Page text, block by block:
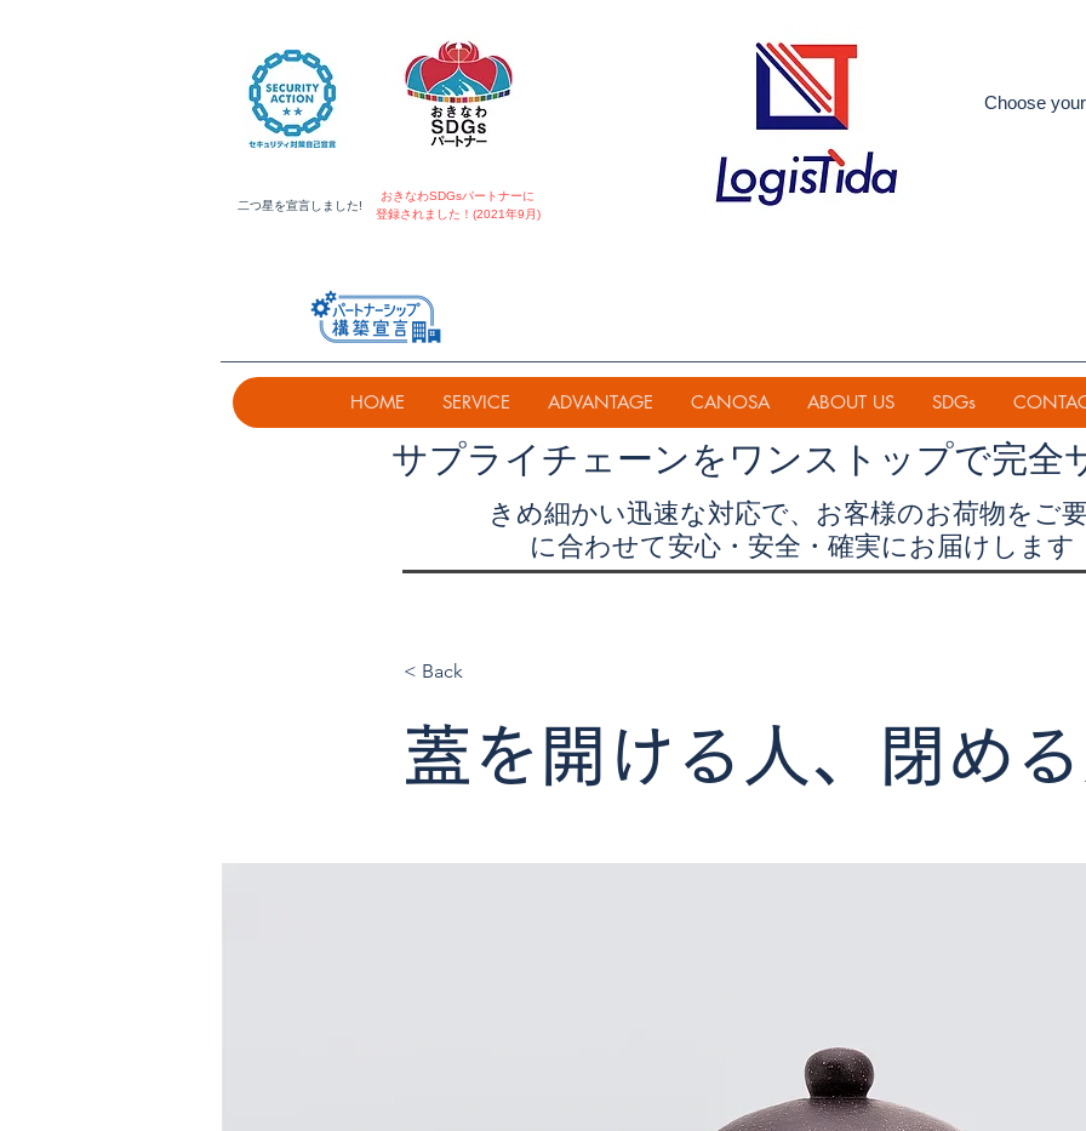
​二つ星を宣言しました!
おきなわSDGsパートナーに
登録されました！(2021年9月)
Choose
HOME SERVICE ADVANTAGE CANOSA ABOUT US SDGs
​サプライチェーンを ワンストップで完全
きめ細かい迅速な対応で、お客様のお荷物をご
に合わせて安心・安全・確実にお届けします
< Back
蓋を開ける人、閉め